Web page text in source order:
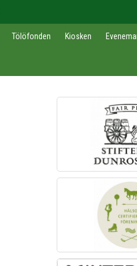
Tölöfonden Kiosken